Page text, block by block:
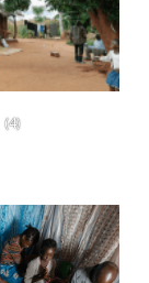
(4)